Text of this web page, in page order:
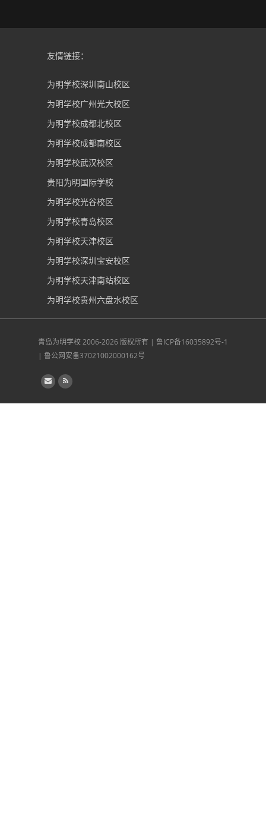
友情链接：
为明学校深圳南山校区
为明学校广州光大校区
为明学校成都北校区
为明学校成都南校区
为明学校武汉校区
贵阳为明国际学校
为明学校光谷校区
为明学校青岛校区
为明学校天津校区
为明学校深圳宝安校区
为明学校天津南站校区
为明学校贵州六盘水校区
青岛为明学校2006-2026 版权所有 | 鲁ICP备16035892号-1
| 鲁公网安备37021002000162号